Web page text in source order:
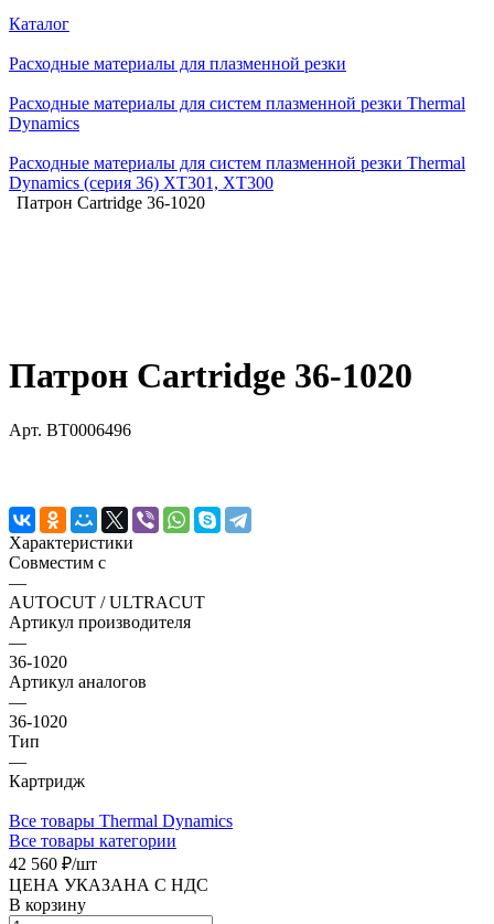
Каталог
Расходные материалы для плазменной резки
Расходные материалы для систем плазменной резки Thermal
Dynamics
Расходные материалы для систем плазменной резки Thermal
Dynamics (серия 36) XT301, XT300
Патрон Cartridge 36-1020
Патрон Cartridge 36-1020
Арт. BT0006496
Характеристики
Совместим с
—
AUTOCUT / ULTRACUT
Артикул производителя
—
36-1020
Артикул аналогов
—
36-1020
Тип
—
Картридж
Все товары Thermal Dynamics
Все товары категории
42 560 ₽/шт
ЦЕНА УКАЗАНА С НДС
В корзину